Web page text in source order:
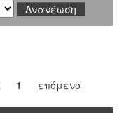
1 επόμενο